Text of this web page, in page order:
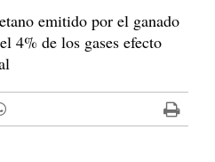
emitido por el ganado
4% de los gases efecto